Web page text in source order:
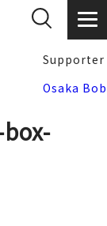
Supporter
Osaka Bob